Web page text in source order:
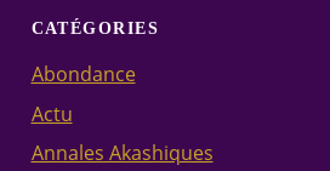
CATÉGORIES
Abondance
Actu
Annales Akashiques